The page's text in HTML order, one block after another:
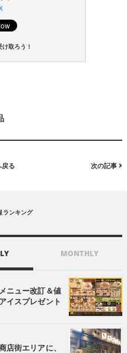
取ろう！
戻る 次の記事
ランキング
MONTHLY
ニュー改訂＆値
イスプレゼント
店街エリアに、